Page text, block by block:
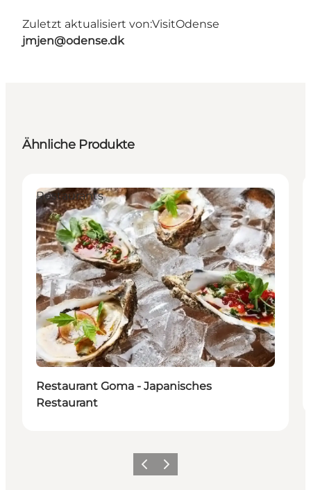
Zuletzt aktualisiert von:VisitOdense
jmjen@odense.dk
Ähnliche Produkte
Restaurants
Restaurant Goma - Japanisches
Restaurant
ZurückWeiter